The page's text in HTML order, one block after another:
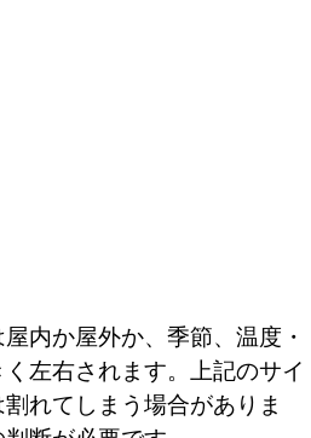
内か屋外か、季節、温度・
左右されます。上記のサイ
れてしまう場合がありま